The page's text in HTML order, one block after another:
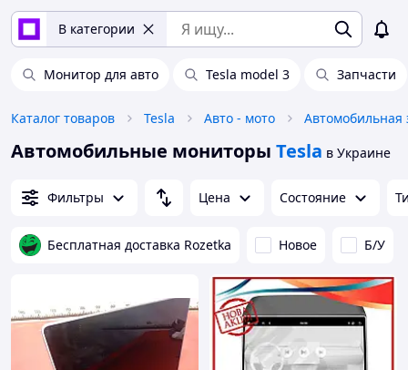
В категории
Монитор для авто Tesla model 3 Запчаcти
Каталог товаров Tesla Авто - мото Автомобильная
Автомобильные мониторы Tesla в Украине
Фильтры Цена Состояние
Бесплатная доставка Rozetka Новое Б/У